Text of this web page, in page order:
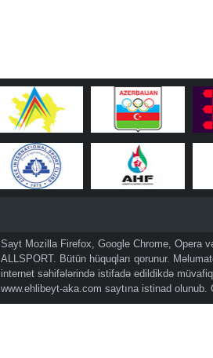
Sayt Mozilla Firefox, Google Chrome, Opera
ALLSPORT. Bütün hüquqları qorunur.
internet səhifələrində istifadə edildikdə
www.ehlibeyt-aka.com saytına istinad olunub.